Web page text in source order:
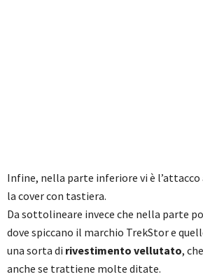
Infine, nella parte inferiore vi è l’attacco
la cover con tastiera.
Da sottolineare invece che nella parte
dove spiccano il marchio TrekStor e
una sorta di rivestimento vellutato,
anche se trattiene molte ditate.